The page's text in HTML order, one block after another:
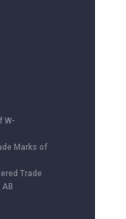
W-
Marks of
Trade